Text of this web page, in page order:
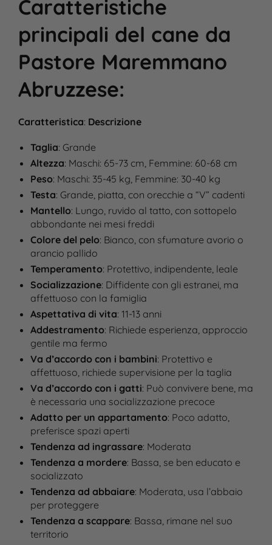
Caratteristiche
principali del cane da
Pastore Maremmano
Abruzzese:
Caratteristica: Descrizione
Taglia: Grande
Altezza: Maschi: 65-73 cm, Femmine: 60-68 cm​
Peso: Maschi: 35-45 kg, Femmine: 30-40 kg​
Testa: Grande, piatta, con orecchie a “V” cadenti
Mantello: Lungo, ruvido al tatto, con sottopelo
abbondante nei mesi freddi​
Colore del pelo: Bianco, con sfumature avorio o
arancio pallido
Temperamento: Protettivo, indipendente, leale​
Socializzazione: Diffidente con gli estranei, ma
affettuoso con la famiglia
Aspettativa di vita: 11-13 anni
Addestramento: Richiede esperienza, approccio
gentile ma fermo​
Va d’accordo con i bambini: Protettivo e
affettuoso, richiede supervisione per la taglia
Va d’accordo con i gatti: Può convivere bene, ma
è necessaria una socializzazione precoce
Adatto per un appartamento: Poco adatto,
preferisce spazi aperti
Tendenza ad ingrassare: Moderata​
Tendenza a mordere: Bassa, se ben educato e
socializzato
Tendenza ad abbaiare: Moderata, usa l’abbaio
per proteggere
Tendenza a scappare: Bassa, rimane nel suo
territorio